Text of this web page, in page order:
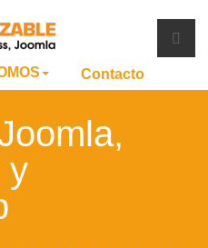
Contacto
y